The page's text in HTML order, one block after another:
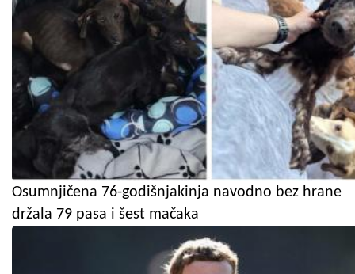
Osumnjičena 76-godišnjakinja navodno bez hrane
držala 79 pasa i šest mačaka